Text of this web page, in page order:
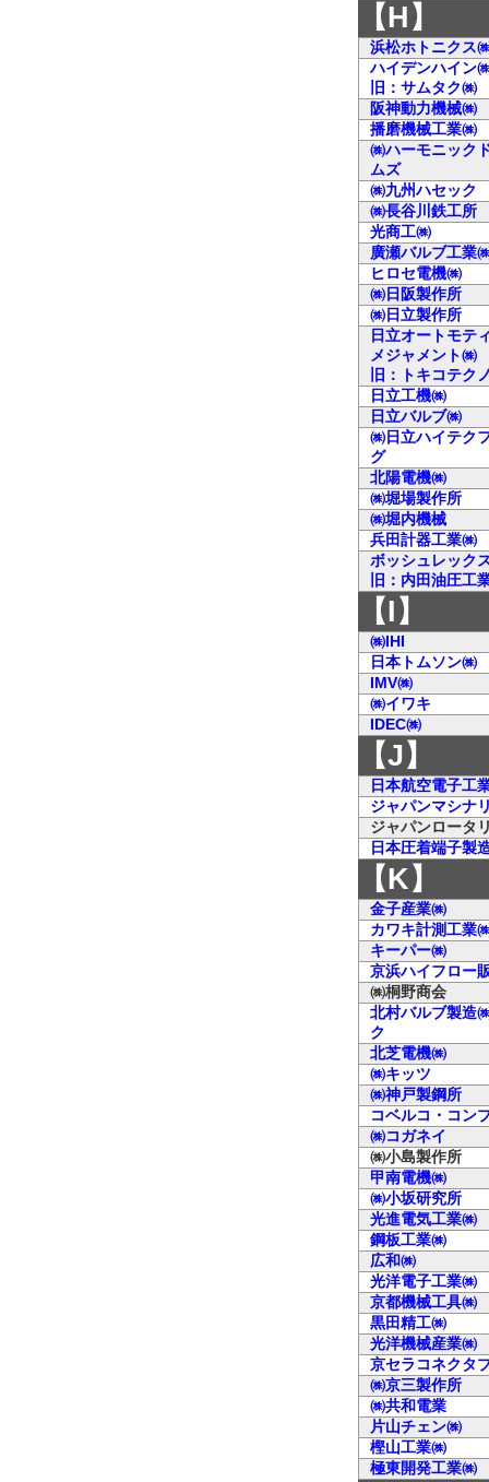
【H】
浜松ホトニクス
ハイデンハイン
旧：サムタク㈱
阪神動力機械㈱
播磨機械工業㈱
㈱ハーモニック
ムズ
㈱九州ハセック
㈱長谷川鉄工所
光商工㈱
廣瀬バルブ工業
ヒロセ電機㈱
㈱日阪製作所
㈱日立製作所
日立オートモテ
メジャメント㈱
旧：トキコテク
日立工機㈱
日立バルブ㈱
㈱日立ハイテク
グ
北陽電機㈱
㈱堀場製作所
㈱堀内機械
兵田計器工業㈱
ボッシュレック
旧：内田油圧工
【I】
㈱IHI
日本トムソン㈱
IMV㈱
㈱イワキ
IDEC㈱
【J】
日本航空電子工
ジャパンマシナ
ジャパンロータ
日本圧着端子製
【K】
金子産業㈱
カワキ計測工業
キーパー㈱
京浜ハイフロー
㈱桐野商会
北村バルブ製
ク
北芝電機㈱
㈱キッツ
㈱神戸製鋼所
コベルコ・コン
㈱コガネイ
㈱小島製作所
甲南電機㈱
㈱小坂研究所
光進電気工業㈱
鋼板工業㈱
広和㈱
光洋電子工業㈱
京都機械工具㈱
黒田精工㈱
光洋機械産業㈱
京セラコネクタ
㈱京三製作所
㈱共和電業
片山チェン㈱
樫山工業㈱
極東開発工業㈱